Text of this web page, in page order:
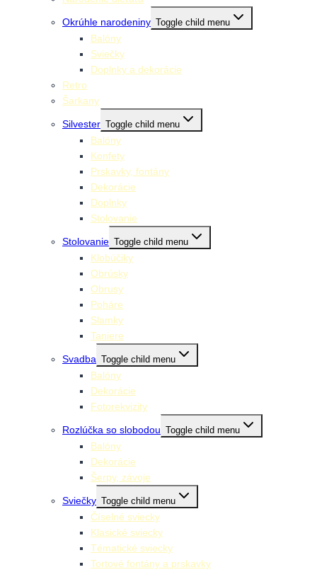
Okrúhle narodeniny Toggle child menu
Balóny
Sviečky
Doplnky a dekorácie
Retro
Šarkany
Silvester Toggle child menu
Balóny
Konfety
Prskavky, fontány
Dekorácie
Doplnky
Stolovanie
Stolovanie Toggle child menu
Klobúčiky
Obrúsky
Obrusy
Poháre
Slamky
Taniere
Svadba Toggle child menu
Balóny
Dekorácie
Fotorekvizity
Rozlúčka so slobodou Toggle child menu
Balóny
Dekorácie
Šerpy, závoje
Sviečky Toggle child menu
Číselné sviecky
Klasické sviecky
Tématické sviecky
Tortové fontány a prskavky